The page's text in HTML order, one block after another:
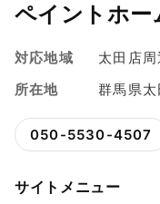
ペイントホー
対応地域
太田店周
所在地
群馬県
050-5530-4507
サイトメニュー